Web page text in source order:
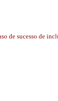
de sucesso de